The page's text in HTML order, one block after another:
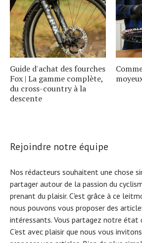
Guide d'achat des fourches
Fox | La gamme complète,
du cross-country à la
descente
Rejoindre notre équipe
Nos rédacteurs souhaitent une chose
partager autour de la passion du
prenant du plaisir. C'est grâce à ce
nous pouvons vous proposer des
intéressants. Vous partagez notre état
C'est avec plaisir que nous vous